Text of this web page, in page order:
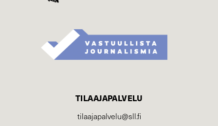
TILAAJAPALVELU
tilaajapalvelu@sll.fi